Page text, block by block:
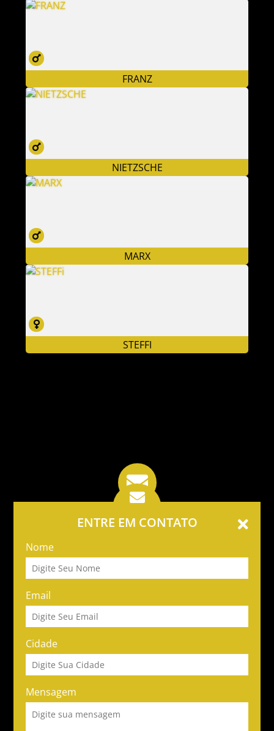
FRANZ
NIETZSCHE
MARX
STEFFI
ENTRE EM CONTATO
Nome
Email
Cidade
Mensagem